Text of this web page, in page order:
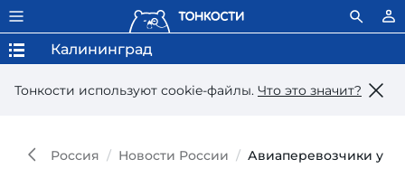
Тонкости используют сookie-файлы. Что это значит?
Калининград
Россия Новости России Авиаперевозчики